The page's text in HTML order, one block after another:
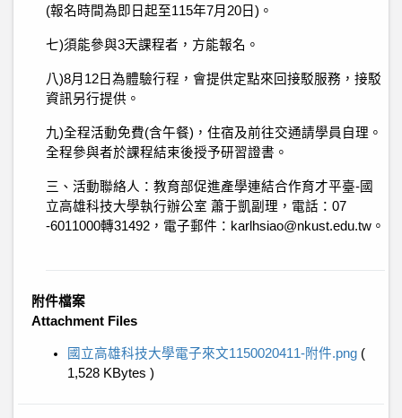
(報名時間為即日起至115年7月20日)。
七)須能參與3天課程者，方能報名。
八)8月12日為體驗行程，會提供定點來回接駁服務，接駁
資訊另行提供。
九)全程活動免費(含午餐)，住宿及前往交通請學員自理。
全程參與者於課程結束後授予研習證書。
三、活動聯絡人：教育部促進產學連結合作育才平臺-國
立高雄科技大學執行辦公室 蕭于凱副理，電話：07
-6011000轉31492，電子郵件：karlhsiao@nkust.edu.tw。
附件檔案
Attachment Files
國立高雄科技大學電子來文1150020411-附件.png (
1,528 KBytes )